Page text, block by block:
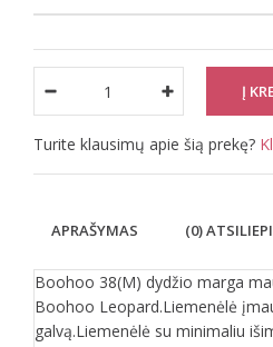
Turite klausimų apie šią prekę?
APRAŠYMAS (0)
Boohoo 38(M) dydžio marga
Boohoo Leopard.Liemenėlė
galvą.Liemenėlė su minimaliu